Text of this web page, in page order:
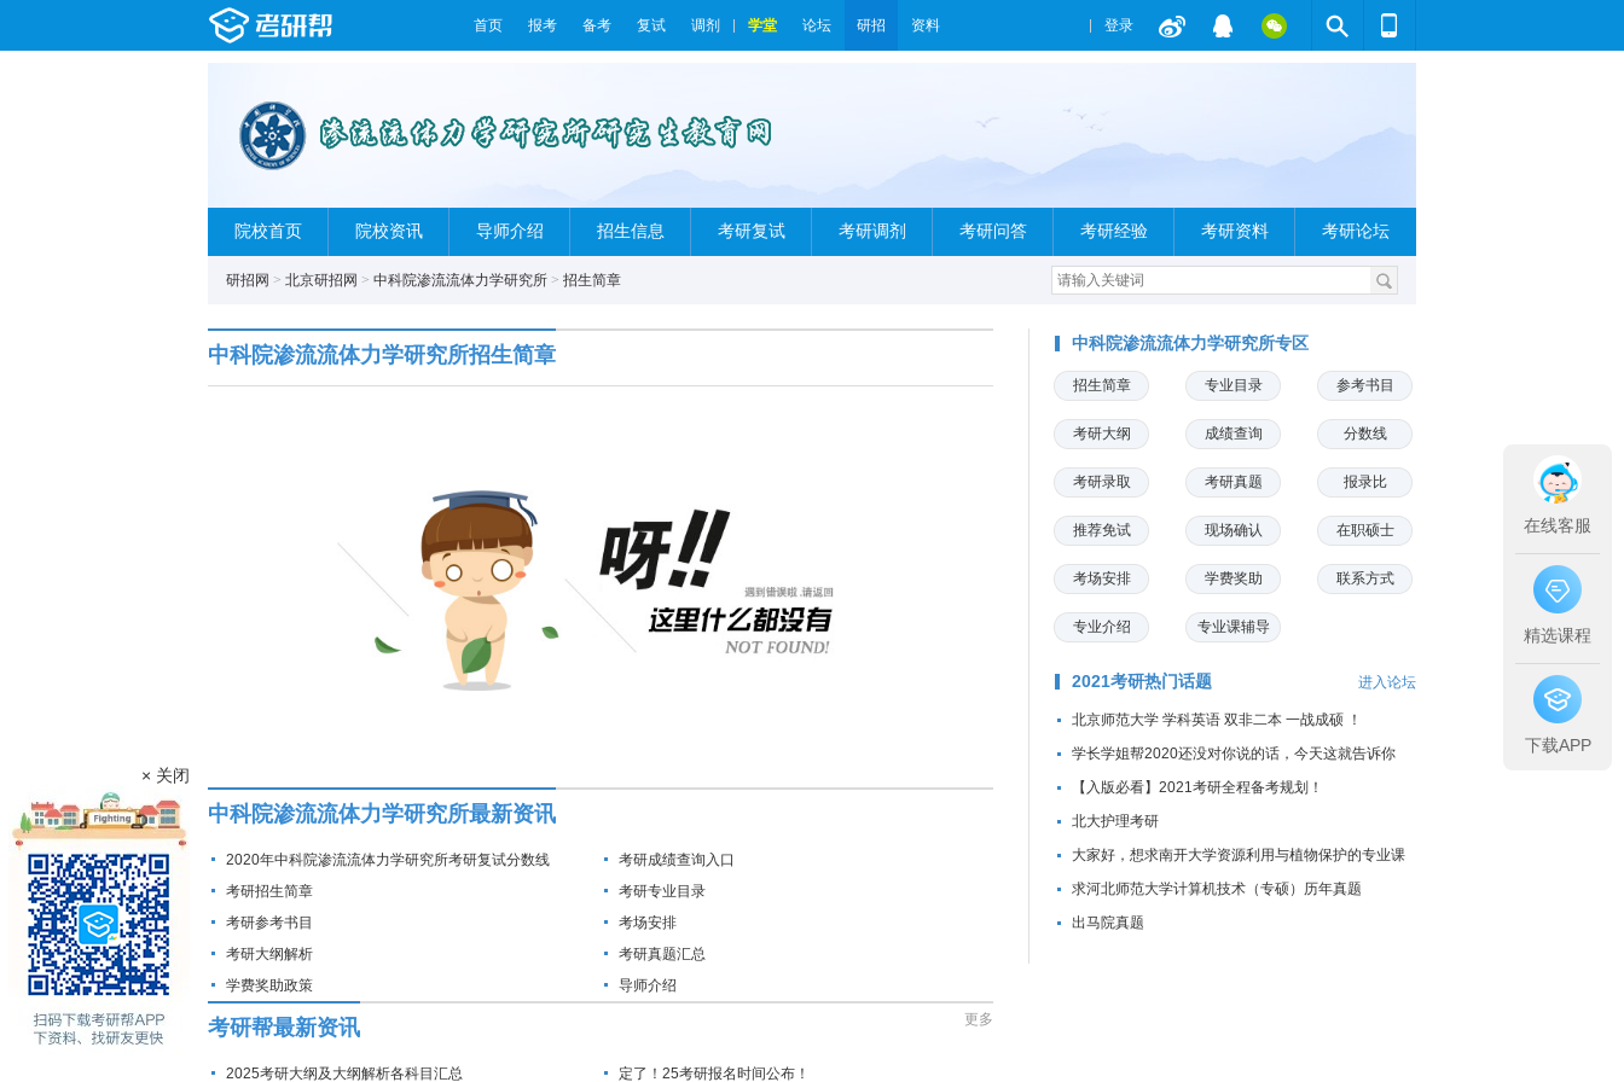
首页 报考 备考 复试 调剂 学堂 论坛 研招 资料 登录
院校首页 院校资讯 导师介绍 招生信息 考研复试 考研调剂 考研问答 考研经验 考研资料 考研论坛
研招网 > 北京研招网 > 中科院渗流流体力学研究所 > 招生简章
中科院渗流流体力学研究所招生简章
中科院渗流流体力学研究所最新资讯
2020年中科院渗流流体力学研究所考研复试分数线
考研成绩查询入口
考研招生简章
考研专业目录
考研参考书目
考场安排
考研大纲解析
考研真题汇总
学费奖助政策
导师介绍
考研帮最新资讯 更多
2025考研大纲及大纲解析各科目汇总 定了！25考研报名时间公布！
中科院渗流流体力学研究所专区
招生简章 专业目录 参考书目
考研大纲 成绩查询 分数线
考研录取 考研真题 报录比
推荐免试 现场确认 在职硕士
考场安排 学费奖助 联系方式
专业介绍 专业课辅导
2021考研热门话题 进入论坛
北京师范大学 学科英语 双非二本 一战成硕 ！
学长学姐帮2020还没对你说的话，今天这就告诉你
【入版必看】2021考研全程备考规划！
北大护理考研
大家好，想求南开大学资源利用与植物保护的专业课
资料...
求河北师范大学计算机技术（专硕）历年真题
出马院真题
× 关闭
在线客服
精选课程
下载APP